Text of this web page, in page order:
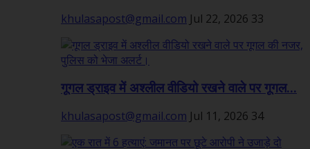
khulasapost@gmail.com Jul 22, 2026 33
गूगल ड्राइव में अश्लील वीडियो रखने वाले पर गूगल...
khulasapost@gmail.com Jul 11, 2026 34